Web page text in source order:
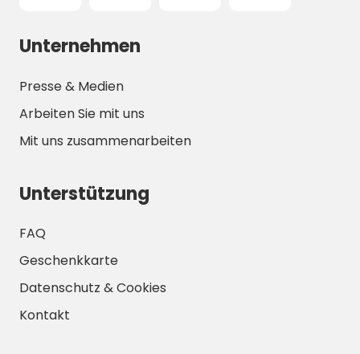
Unternehmen
Presse & Medien
Arbeiten Sie mit uns
Mit uns zusammenarbeiten
Unterstützung
FAQ
Geschenkkarte
Datenschutz & Cookies
Kontakt